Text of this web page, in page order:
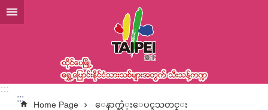
အဓိကအကြောင်းအရာပိတ်ပင်မှုကိုကျော်လိုက်ပါ
:::
:::
Home Page
ေနာက္ဆံုးေပၚသတင္း